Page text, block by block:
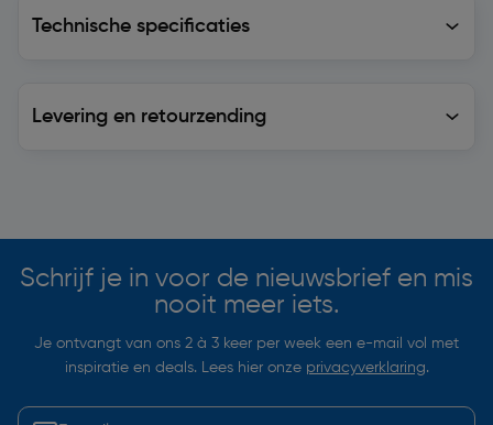
Technische specificaties
Levering en retourzending
Schrijf je in voor de nieuwsbrief en mis
nooit meer iets.
Je ontvangt van ons 2 à 3 keer per week een e-mail vol met
inspiratie en deals. Lees hier onze privacyverklaring.